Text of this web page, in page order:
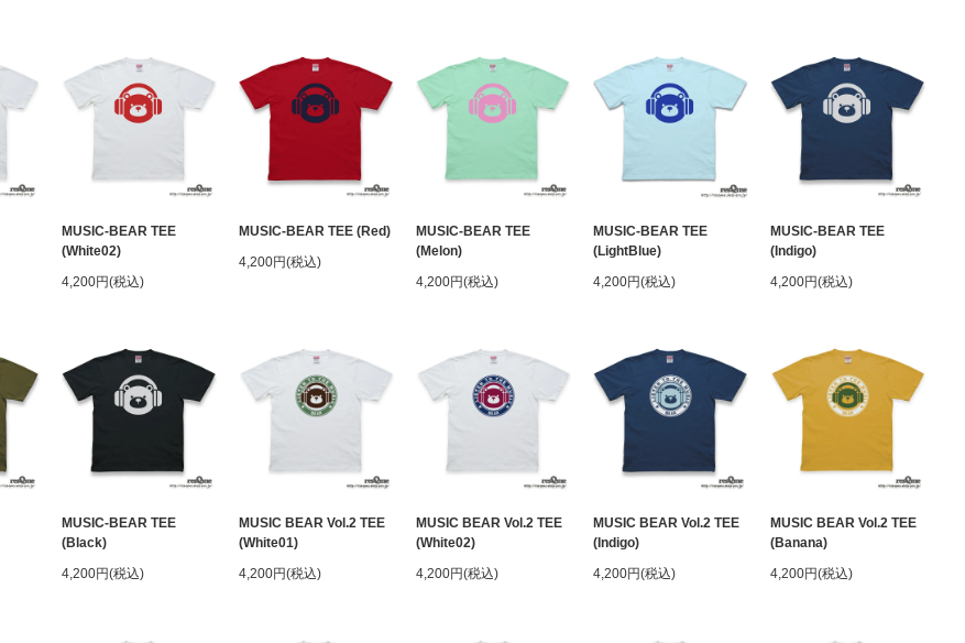
MUSIC-BEAR TEE
(White02)
4,200円(税込)
MUSIC-BEAR TEE (Red)
4,200円(税込)
MUSIC-BEAR TEE
(Melon)
4,200円(税込)
MUSIC-BEAR TEE
(LightBlue)
4,200円(税込)
MUSIC-BEAR TEE
(Indigo)
4,200円(税込)
MUSIC-BEAR TEE
(Black)
4,200円(税込)
MUSIC BEAR Vol.2 TEE
(White01)
4,200円(税込)
MUSIC BEAR Vol.2 TEE
(White02)
4,200円(税込)
MUSIC BEAR Vol.2 TEE
(Indigo)
4,200円(税込)
MUSIC BEAR Vol.2 TEE
(Banana)
4,200円(税込)